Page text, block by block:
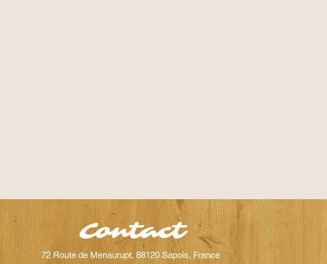
Contact
72 Route de Menaurupt, 88120 Sapois, France